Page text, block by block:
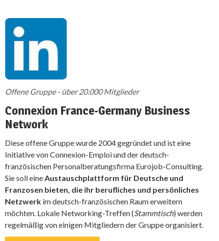
Offene Gruppe - über 20.000 Mitglieder
Connexion France-Germany Business
Network
Diese offene Gruppe wurde 2004 gegründet und ist eine
Initiative von Connexion-Emploi und der deutsch-
französischen Personalberatungsfirma Eurojob-Consulting.
Sie soll eineAustauschplattform für Deutsche und
Franzosen bieten, die ihr berufliches und persönliches
Netzwerk im deutsch-französischen Raum erweitern
möchten. Lokale Networking-Treffen (Stammtisch) werden
regelmäßig von einigen Mitgliedern der Gruppe organisiert.